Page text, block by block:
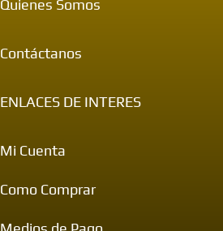
Quienes Somos
Contáctanos
ENLACES DE INTERES
Mi Cuenta
Como Comprar